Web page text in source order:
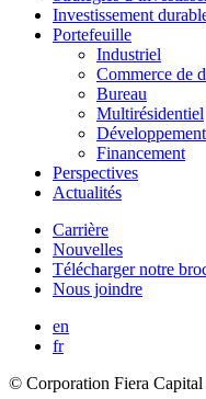
Investissement
Portefeuille
Industriel
Commerce de
Bureau
Multirésidentiel
Développement
Financement
Perspectives
Actualités
Carrière
Nouvelles
Télécharger notre
Nous joindre
en
fr
© Corporation Fiera Capital